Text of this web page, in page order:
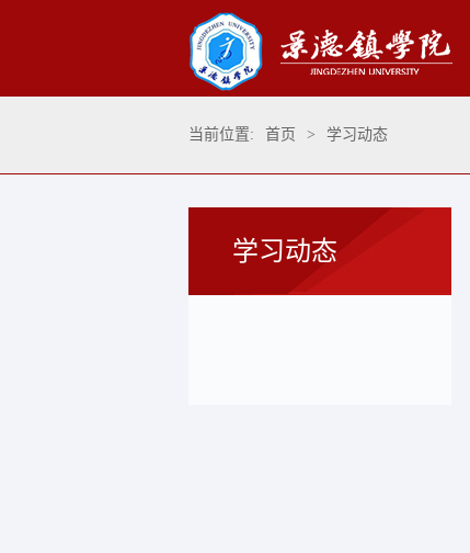
当前位置: 首页 > 学习动态
学习动态